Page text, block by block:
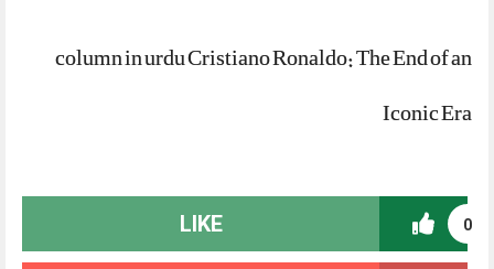
column in urdu Cristiano Ronaldo: The End of an
Iconic Era
0
LIKE